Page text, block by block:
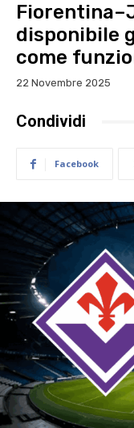
disponibile
come
22 Novembre 2025
Condividi
Facebook